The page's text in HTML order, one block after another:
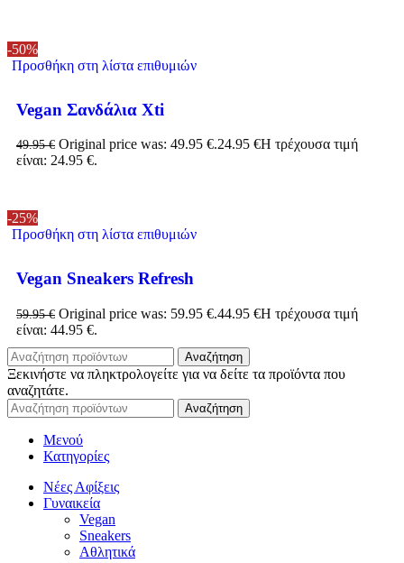
-50%
Προσθήκη στη λίστα επιθυμιών
Vegan Σανδάλια Xti
49.95€ Original price was: 49.95 €.24.95 €Η τρέχουσα τιμή
είναι: 24.95 €.
-25%
Προσθήκη στη λίστα επιθυμιών
Vegan Sneakers Refresh
59.95€ Original price was: 59.95 €.44.95 €Η τρέχουσα τιμή
είναι: 44.95 €.
Αναζήτηση
Ξεκινήστε να πληκτρολογείτε για να δείτε τα προϊόντα που
αναζητάτε.
Αναζήτηση
Μενού
Κατηγορίες
Νέες Αφίξεις
Γυναικεία
Vegan
Sneakers
Αθλητικά